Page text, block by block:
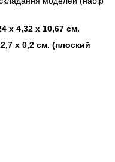
x 4,32 x 10,67 см.
x 0,2 см. (плоский